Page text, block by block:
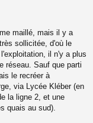
maillé, mais il y a
sollicitée, d'où le
il n'y a plus
réseau. Sauf que parti
le recréer à
via Lycée Kléber (en
la ligne 2, et une
quais au sud).